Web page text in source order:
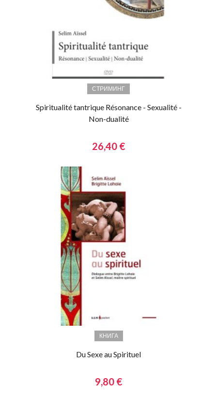
СТРИМИНГ
Spiritualité tantrique Résonance - Sexualité -
Non-dualité
26,40 €
КНИГА
Du Sexe au Spirituel
9,80 €